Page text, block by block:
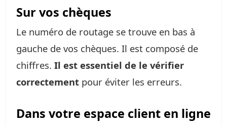
Sur vos chèques
Le numéro de routage se trouve en bas à
gauche de vos chèques. Il est composé de
chiffres. Il est essentiel de le vérifier
correctement pour éviter les erreurs.
Dans votre espace client en ligne